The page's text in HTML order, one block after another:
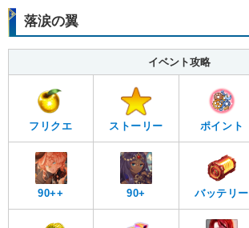
落涙の翼
イベント攻略
フリクエ ストーリー ポイント
90++ 90+ バッテリー